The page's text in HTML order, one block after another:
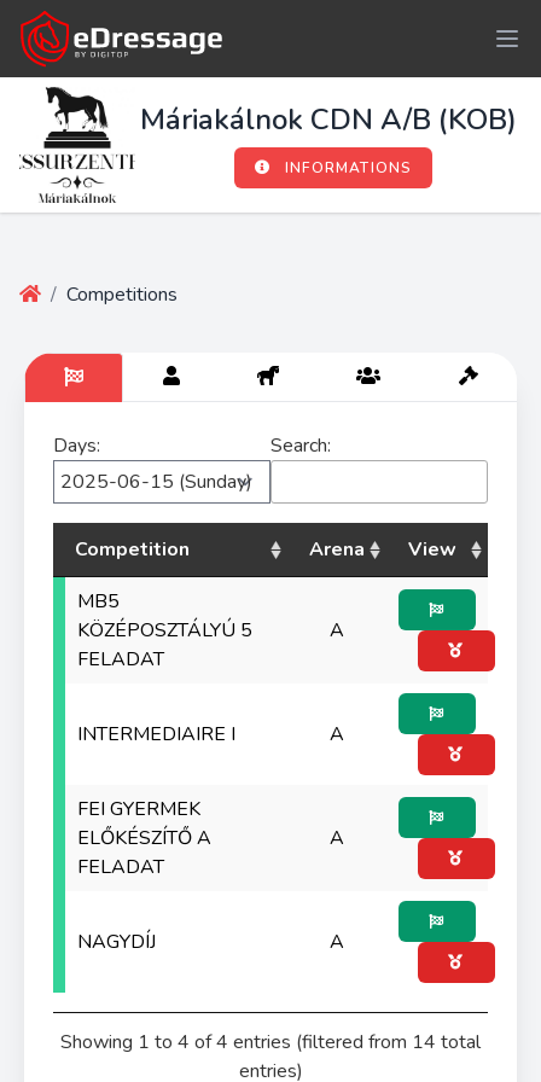
Máriakálnok CDN A/B (KOB)
INFORMATIONS
/ Competitions
Days: Search:
Competition Arena
View
MB5
KÖZÉPOSZTÁLYÚ 5
FELADAT
A
INTERMEDIAIRE I A
FEI GYERMEK
ELŐKÉSZÍTŐ A
FELADAT
A
NAGYDÍJ A
Showing 1 to 4 of 4 entries (filtered from 14 total
entries)